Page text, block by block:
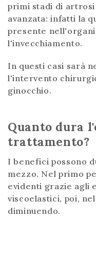
primi stadi di
avanzata: infatti la
presente
l'invecchiamento.
In questi casi sarà
l'intervento
ginocchio.
Quanto dura
trattamento?
I benefici possono
mezzo. Nel primo
evidenti grazie agli
viscoelastici, poi,
diminuendo.